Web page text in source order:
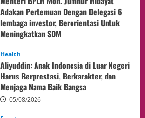
Harus Berprestasi, Berkarakter, dan
Menjaga Nama Baik Bangsa
05/08/2026
Event
Putusan Diundur Lagi, Pernyataan
Hakim pada Sidang Sebelumnya Jadi
Sorotan
05/08/2026